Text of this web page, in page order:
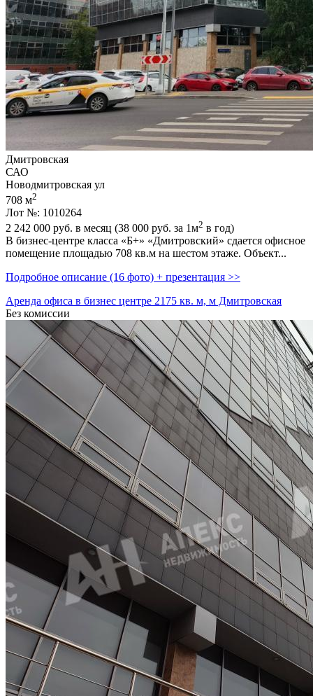
Дмитровская
САО
Новодмитровская ул
708 м2
Лот №: 1010264
2 242 000 руб. в месяц (38 000 руб. за 1м2 в год)
В бизнес-центре класса «Б+» «Дмитровский» сдается офисное
помещение площадью 708 кв.м на шестом этаже. Объект...
Подробное описание (16 фото) + презентация >>
Аренда офиса в бизнес центре 2175 кв. м, м Дмитровская
Без комиссии